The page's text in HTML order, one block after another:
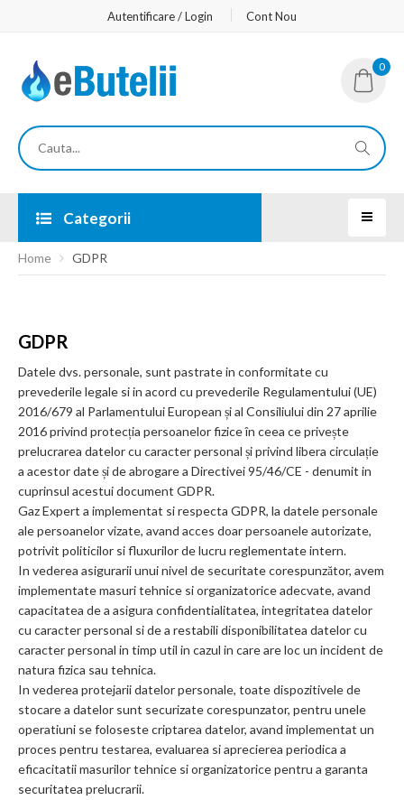
Autentificare / Login Cont Nou
0
Categorii
Home GDPR
GDPR
Datele dvs. personale, sunt pastrate in conformitate cu
prevederile legale si in acord cu prevederile Regulamentului (UE)
2016/679 al Parlamentului European și al Consiliului din 27 aprilie
2016 privind protecția persoanelor fizice în ceea ce privește
prelucrarea datelor cu caracter personal și privind libera circulație
a acestor date și de abrogare a Directivei 95/46/CE - denumit in
cuprinsul acestui document GDPR.
Gaz Expert a implementat si respecta GDPR, la datele personale
ale persoanelor vizate, avand acces doar persoanele autorizate,
potrivit politicilor si fluxurilor de lucru reglementate intern.
In vederea asigurarii unui nivel de securitate corespunzător, avem
implementate masuri tehnice si organizatorice adecvate, avand
capacitatea de a asigura confidentialitatea, integritatea datelor
cu caracter personal si de a restabili disponibilitatea datelor cu
caracter personal in timp util in cazul in care are loc un incident de
natura fizica sau tehnica.
In vederea protejarii datelor personale, toate dispozitivele de
stocare a datelor sunt securizate corespunzator, pentru unele
operatiuni se foloseste criptarea datelor, avand implementat un
proces pentru testarea, evaluarea si aprecierea periodica a
eficacitatii masurilor tehnice si organizatorice pentru a garanta
securitatea prelucrarii.